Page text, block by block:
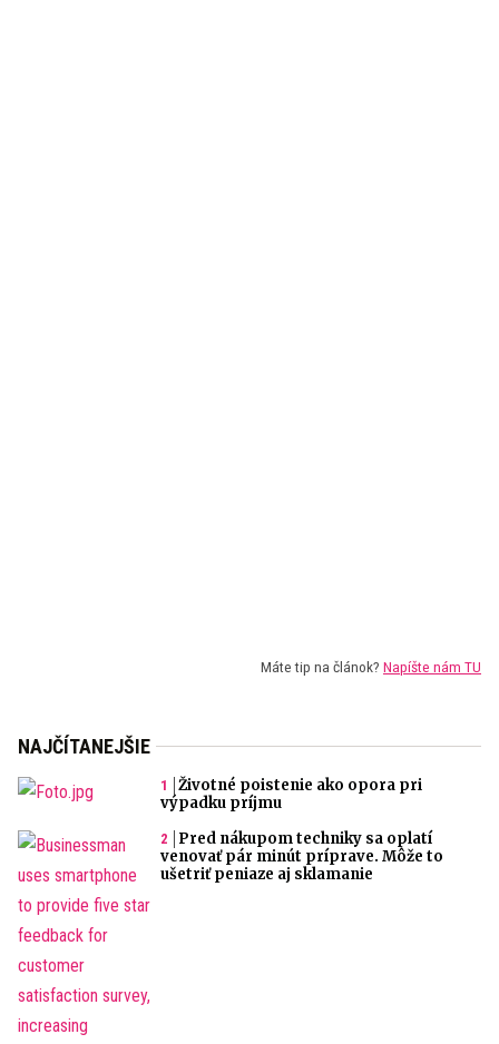
Máte tip na článok? Napíšte nám TU
NAJČÍTANEJŠIE
Životné poistenie ako opora pri
výpadku príjmu
Pred nákupom techniky sa oplatí
venovať pár minút príprave. Môže to
ušetriť peniaze aj sklamanie